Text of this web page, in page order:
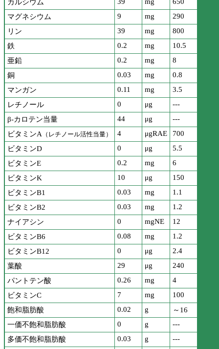
カルシウム
39 mg
650
マグネシウム
9 mg
290
リン
39 mg
800
鉄
0.2 mg
10.5
亜鉛
0.2 mg
8
銅
0.03 mg
0.8
マンガン
0.11 mg
3.5
レチノール
0 μg
---
β-カロテン当量
44 μg
---
ビタミンA （レチノール活性当量） 4 μgRAE
700
ビタミンD
0 μg
5.5
ビタミンE
0.2 mg
6
ビタミンK
10 μg
150
ビタミンB1
0.03 mg
1.1
ビタミンB2
0.03 mg
1.2
ナイアシン
0 mgNE
12
ビタミンB6
0.08 mg
1.2
ビタミンB12
0 μg
2.4
葉酸
29 μg
240
パントテン酸
0.26 mg
4
ビタミンC
7 mg
100
飽和脂肪酸
0.02 g
～16
一価不飽和脂肪酸
0 g
---
多価不飽和脂肪酸
0.03 g
---